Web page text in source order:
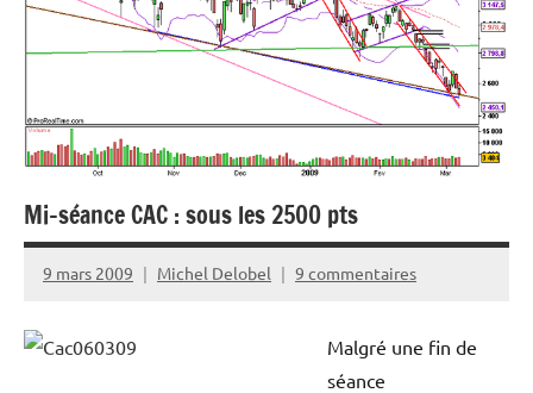
Mi-séance CAC : sous les 2500 pts
9 mars 2009 Michel Delobel 9 commentaires
Malgré une fin de
séance